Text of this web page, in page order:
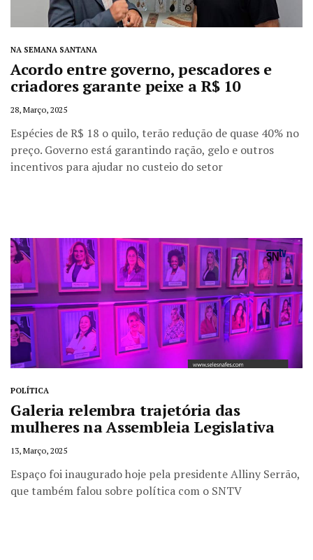
NA SEMANA SANTANA
Acordo entre governo, pescadores e
criadores garante peixe a R$ 10
28, Março, 2025
Espécies de R$ 18 o quilo, terão redução de quase 40% no
preço. Governo está garantindo ração, gelo e outros
incentivos para ajudar no custeio do setor
POLÍTICA
Galeria relembra trajetória das
mulheres na Assembleia Legislativa
13, Março, 2025
Espaço foi inaugurado hoje pela presidente Alliny Serrão,
que também falou sobre política com o SNTV